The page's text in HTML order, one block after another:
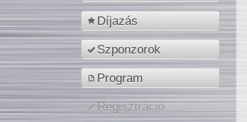
Díjazás
Szponzorok
Program
Regisztráció